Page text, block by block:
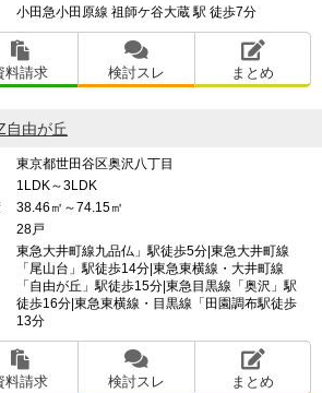
小田急小田原線 祖師ケ谷大蔵 駅 徒歩7分
料請求 検討スレ まとめ
自由が丘
東京都世田谷区奥沢八丁目
1LDK～3LDK
38.46㎡～74.15㎡
28戸
東急大井町線九品仏」駅徒歩5分|東急大井町線
「尾山台」駅徒歩14分|東急東横線・大井町線
「自由が丘」駅徒歩15分|東急目黒線「奥沢」駅
徒歩16分|東急東横線・目黒線「田園調布駅徒歩
13分
料請求 検討スレ まとめ